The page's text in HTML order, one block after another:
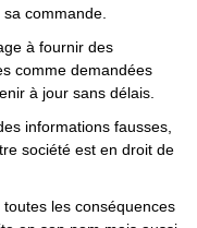
commande.
à fournir des
comme demandées
à jour sans délais.
informations fausses,
société est en droit de
les conséquences